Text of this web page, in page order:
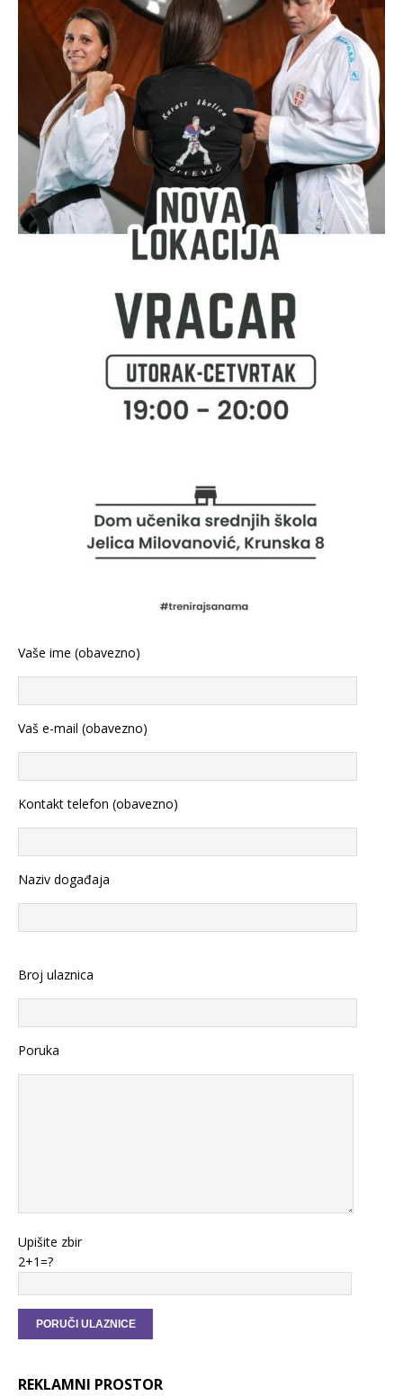
Vaše ime (obavezno)
Vaš e-mail (obavezno)
Kontakt telefon (obavezno)
Naziv događaja
Broj ulaznica
Poruka
Upišite zbir
2+1=?
REKLAMNI PROSTOR